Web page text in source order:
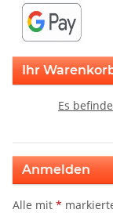
Ihr
Es
Anmelden
Alle mit *